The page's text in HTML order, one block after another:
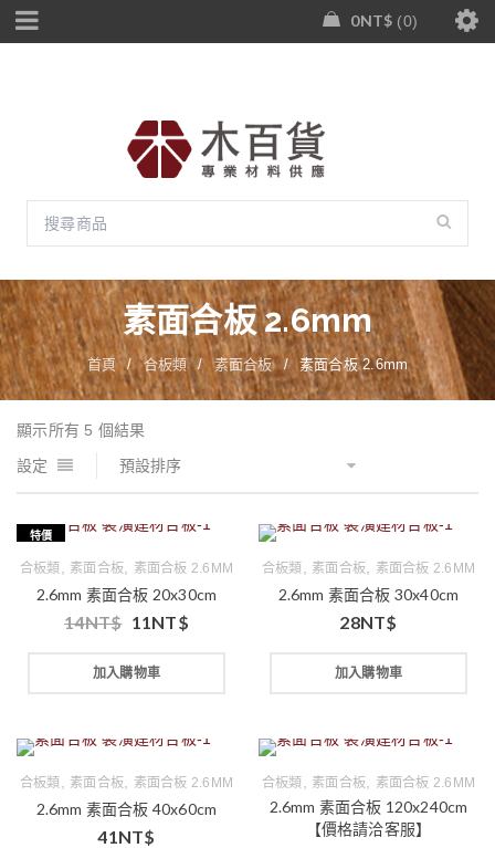
0NT$ 0
素面合板 2.6mm
首頁 / 合板類 / 素面合板 / 素面合板 2.6mm
顯示所有 5 個結果
設定
預設排序
特價
合板類 素面合板 素面合板 2.6MM
2.6mm 素面合板 20x30cm
14NT$ 11 NT$
加入購物車
合板類 素面合板 素面合板 2.6MM
2.6mm 素面合板 30x40cm
28NT$
加入購物車
合板類 素面合板 素面合板 2.6MM
2.6mm 素面合板 40x60cm
41 NT$
合板類 素面合板 素面合板 2.6MM
2.6mm 素面合板 120x240cm
【價格請洽客服】